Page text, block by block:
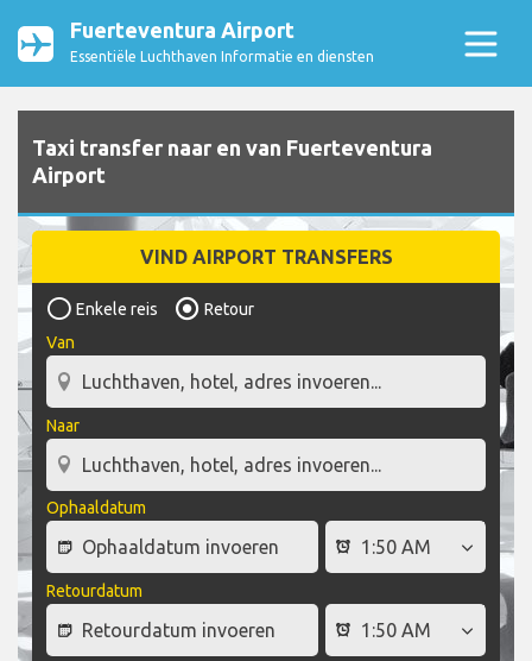
Fuerteventura Airport
Essentiële Luchthaven Informatie en diensten
Taxi transfer naar en van Fuerteventura
Airport
VIND AIRPORT TRANSFERS
Enkele reis
Retour
Van
Naar
Ophaaldatum
Retourdatum